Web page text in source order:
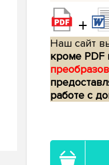
+
Наш сайт
кроме PDF
работе с